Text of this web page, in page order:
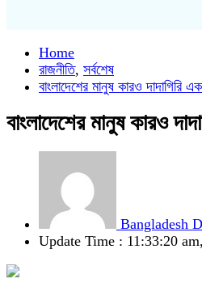
Home
রাজনীতি, সর্বশেষ
বাংলাদেশের মানুষ কারও দাদাগিরি
বাংলাদেশের মানুষ কারও
Bangladesh
Update Time : 11:33:20